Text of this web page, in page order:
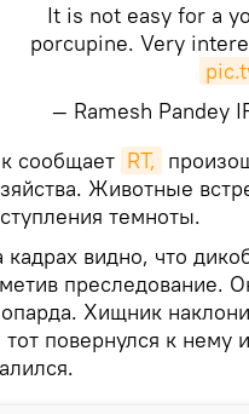
It is not easy for a
porcupine. Very
— Ramesh Pandey
сообщает RT,
Животные
темноты.
кадрах видно, что
преследование.
Хищник
тот повернулся к нему